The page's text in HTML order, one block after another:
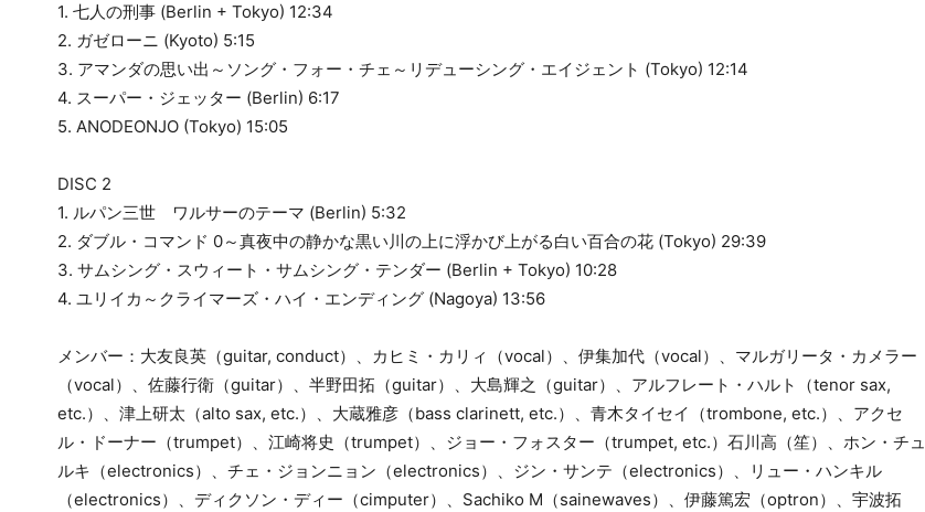
1. 七人の刑事 (Berlin + Tokyo) 12:34
2. ガゼローニ (Kyoto) 5:15
3. アマンダの思い出～ソング・フォー・チェ～リデューシング・エイジェント (Tokyo) 12:14
4. スーパー・ジェッター (Berlin) 6:17
5. ANODEONJO (Tokyo) 15:05
DISC 2
1. ルパン三世 ワルサーのテーマ (Berlin) 5:32
2. ダブル・コマンド 0～真夜中の静かな黒い川の上に浮かび上がる白い百合の花 (Tokyo) 29:39
3. サムシング・スウィート・サムシング・テンダー (Berlin + Tokyo) 10:28
4. ユリイカ～クライマーズ・ハイ・エンディング (Nagoya) 13:56
メンバー：大友良英（guitar, conduct）、カヒミ・カリィ（vocal）、伊集加代（vocal）、マルガリータ・カメラー
（vocal）、佐藤行衛（guitar）、半野田拓（guitar）、大島輝之（guitar）、アルフレート・ハルト（tenor sax,
etc.）、津上研太（alto sax, etc.）、大蔵雅彦（bass clarinett, etc.）、青木タイセイ（trombone, etc.）、アクセ
ル・ドーナー（trumpet）、江崎将史（trumpet）、ジョー・フォスター（trumpet, etc.）石川高（笙）、ホン・チュ
ルキ（electronics）、チェ・ジョンニョン（electronics）、ジン・サンテ（electronics）、リュー・ハンキル
（electronics）、ディクソン・ディー（cimputer）、Sachiko M（sainewaves）、伊藤篤宏（optron）、宇波拓